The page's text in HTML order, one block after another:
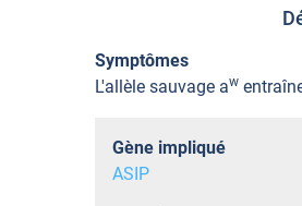
Symptômes
L'allèle sauvage aw
Gène impliqué
ASIP